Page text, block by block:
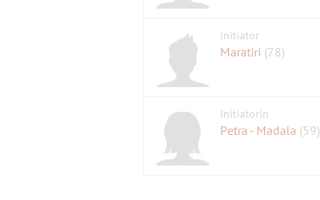
Initiator
Maratiri (78)
Initiatorin
Petra - Madala (59)